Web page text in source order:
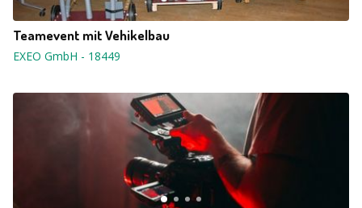
Teamevent mit Vehikelbau
EXEO GmbH - 18449